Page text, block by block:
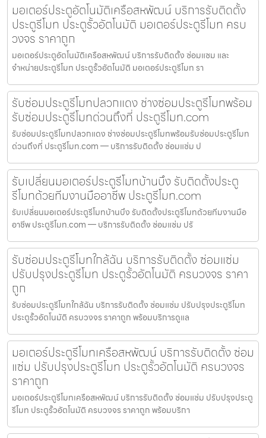
มอเตอร์ประตูอัตโนมัติเครือสหพัฒน์ บริการรับติดตั้ง
ประตูรีโมท ประตูรั้วอัตโนมัติ มอเตอร์ประตูรีโมท ครบ
วงจร ราคาถูก
มอเตอร์ประตูอัตโนมัติเครือสหพัฒน์ บริการรับติดตั้ง ซ่อมแซม และ
จำหน่ายประตูรีโมท ประตูรั้วอัตโนมัติ มอเตอร์ประตูรีโมท รา
รับซ่อมประตูรีโมทปลวกแดง ช่างซ่อมประตูรีโมทพร้อม
รับซ่อมประตูรีโมทด่วนถึงที่ ประตูรีโมท.com
รับซ่อมประตูรีโมทปลวกแดง ช่างซ่อมประตูรีโมทพร้อมรับซ่อมประตูรีโมท
ด่วนถึงที่ ประตูรีโมท.com — บริการรับติดตั้ง ซ่อมแซ่ม ป
รับเปลี่ยนมอเตอร์ประตูรีโมทบ้านบึง รับติดตั้งประตู
รีโมทด้วยทีมงานมืออาชีพ ประตูรีโมท.com
รับเปลี่ยนมอเตอร์ประตูรีโมทบ้านบึง รับติดตั้งประตูรีโมทด้วยทีมงานมือ
อาชีพ ประตูรีโมท.com — บริการรับติดตั้ง ซ่อมแซ่ม ปรั
รับซ่อมประตูรีโมทใกล้ฉัน บริการรับติดตั้ง ซ่อมแซ่ม
ปรับปรุงประตูรีโมท ประตูรั้วอัตโนมัติ ครบวงจร ราคา
ถูก
รับซ่อมประตูรีโมทใกล้ฉัน บริการรับติดตั้ง ซ่อมแซ่ม ปรับปรุงประตูรีโมท
ประตูรั้วอัตโนมัติ ครบวงจร ราคาถูก พร้อมบริการดูแล
มอเตอร์ประตูรีโมทเครือสหพัฒน์ บริการรับติดตั้ง ซ่อม
แซ่ม ปรับปรุงประตูรีโมท ประตูรั้วอัตโนมัติ ครบวงจร
ราคาถูก
มอเตอร์ประตูรีโมทเครือสหพัฒน์ บริการรับติดตั้ง ซ่อมแซ่ม ปรับปรุงประตู
รีโมท ประตูรั้วอัตโนมัติ ครบวงจร ราคาถูก พร้อมบริกา